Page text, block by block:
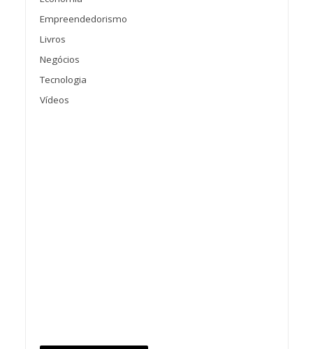
Empreendedorismo
Livros
Negócios
Tecnologia
Vídeos